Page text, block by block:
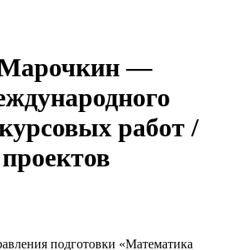
—
работ /
подготовки «Математика